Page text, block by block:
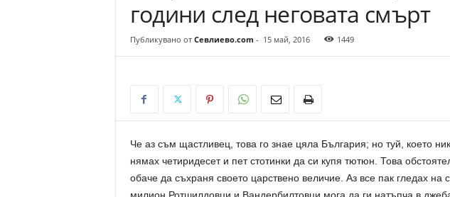
години след неговата смърт
Публикувано от Севлиево.com - 15 май, 2016 1449
Че аз съм щастливец, това го знае цяла България; но туй, което
нямах четиридесет и пет стотинки да си купя тютюн. Това
обаче да съхраня своето царствено величие. Аз все пак гледах на